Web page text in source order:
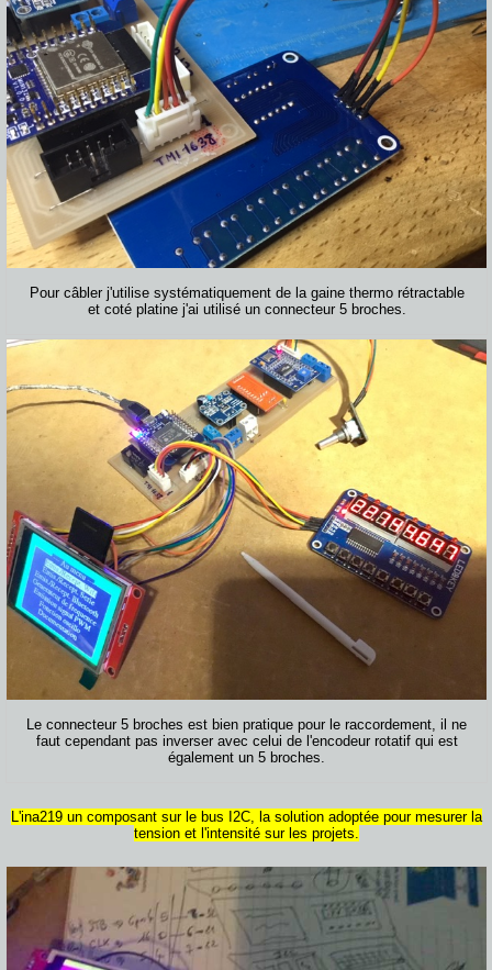
Pour câbler j'utilise systématiquement de la gaine thermo rétractable
et coté platine j'ai utilisé un connecteur 5 broches.
Le connecteur 5 broches est bien pratique pour le raccordement, il ne
faut cependant pas inverser avec celui de l'encodeur rotatif qui est
également un 5 broches.
L'ina219 un composant sur le bus I2C, la solution adoptée pour mesurer la
tension et l'intensité sur les projets.